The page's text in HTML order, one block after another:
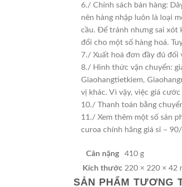
6./ Chính sách bán hàng:
nên hàng nhập luôn là loại
cầu. Để tránh nhưng sai xót
đổi cho một số hàng hoá.
7./ Xuất hoá đơn đầy đủ
8./ Hình thức vận chuyển:
Giaohangtietkiem,
vị khác. Vì vậy, việc giá
10./ Thanh toán bằng
11./ Xem thêm một số sản
curoa chính hãng giá sỉ –
Cân nặng
410 g
Kích thước 220 × 220 × 42
SẢN PHẨM TƯƠNG